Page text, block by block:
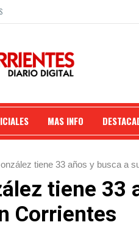
MAS INFO
tiene 33 años y busca a
tiene
Corrientes